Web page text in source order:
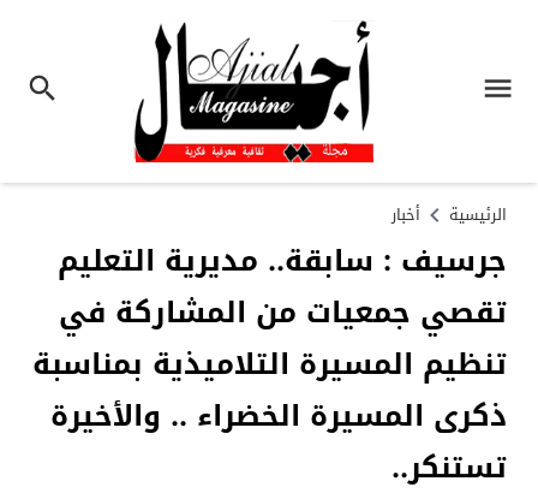
الرئيسية أخبار
جرسيف : سابقة.. مديرية التعليم
تقصي جمعيات من المشاركة في
تنظيم المسيرة التلاميذية بمناسبة
ذكرى المسيرة الخضراء .. والأخيرة
تستنكر..